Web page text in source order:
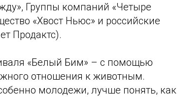
Группы компаний «Четыре
«Хвост Ньюс» и российские
Продактс).
«Белый Бим» – с помощью
отношения к животным.
молодежи, лучше понять, как